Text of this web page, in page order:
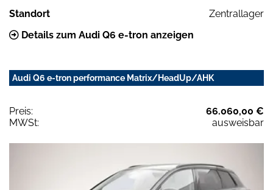
Standort
Zentrallager
Details zum Audi Q6 e-tron anzeigen
Audi Q6 e-tron performance Matrix/HeadUp/AHK
Preis:
66.060,00 €
MWSt:
ausweisbar